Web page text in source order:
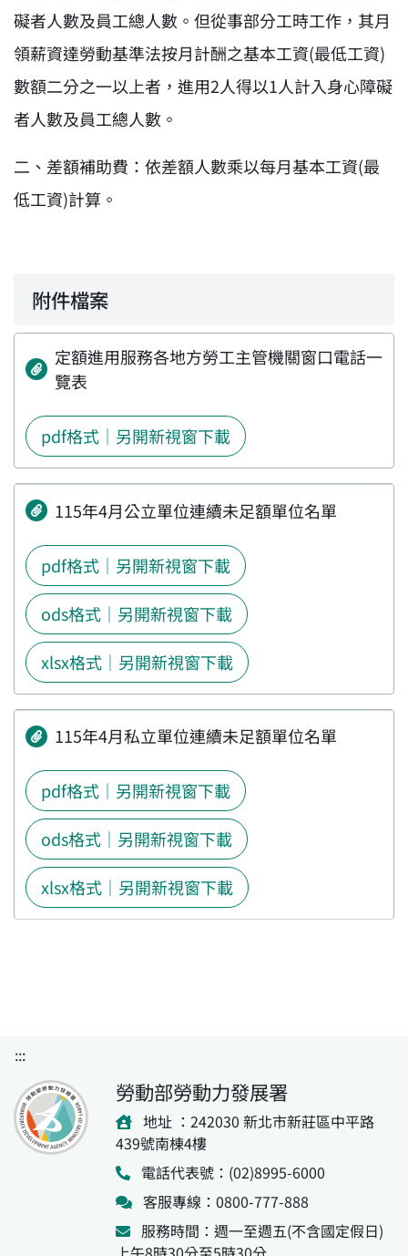
礙者人數及員工總人數。但從事部分工時工作，其月
領薪資達勞動基準法按月計酬之基本工資(最低工資)
數額二分之一以上者，進用2人得以1人計入身心障礙
者人數及員工總人數。
二、差額補助費：依差額人數乘以每月基本工資(最
低工資)計算。
附件檔案
定額進用服務各地方勞工主管機關窗口電話一
覽表
pdf格式｜另開新視窗下載
115年4月公立單位連續未足額單位名單
pdf格式｜另開新視窗下載
ods格式｜另開新視窗下載
xlsx格式｜另開新視窗下載
115年4月私立單位連續未足額單位名單
pdf格式｜另開新視窗下載
ods格式｜另開新視窗下載
xlsx格式｜另開新視窗下載
:::
勞動部勞動力發展署
地址 ：242030 新北市新莊區中平路
439號南棟4樓
電話代表號：(02)8995-6000
客服專線：0800-777-888
服務時間：週一至週五(不含國定假日)